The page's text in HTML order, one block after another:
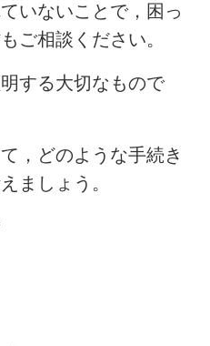
いないことで，困っ
ご相談ください。
する大切なもので
，どのような手続き
ましょう。